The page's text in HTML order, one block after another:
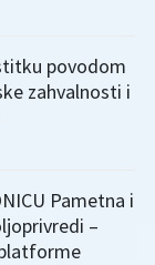
povodom
zahvalnosti i
Pametna i
–